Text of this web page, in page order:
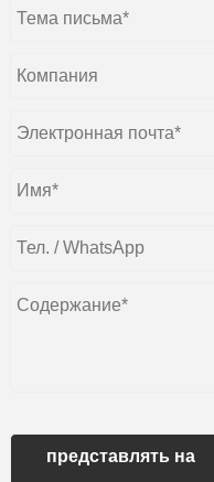
представлять на